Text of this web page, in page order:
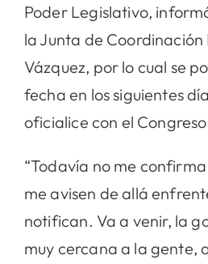
Poder Legislativo,
la Junta de Coordinación
Vázquez, por lo cual se
fecha en los siguientes
oficialice con el
“Todavía no me
me avisen de allá
notifican. Va a venir, la
muy cercana a la gente,